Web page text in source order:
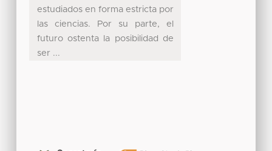
estudiados en forma estricta por
las ciencias. Por su parte, el
futuro ostenta la posibilidad de
ser ...